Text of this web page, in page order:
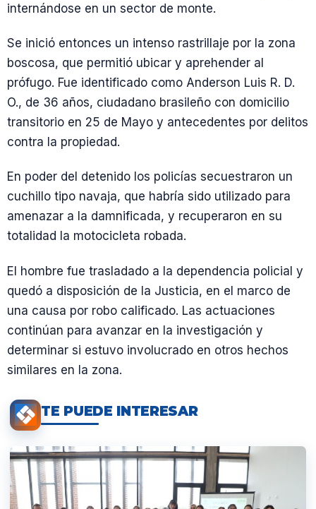
internándose en un sector de monte.
Se inició entonces un intenso rastrillaje por la zona
boscosa, que permitió ubicar y aprehender al
prófugo. Fue identificado como Anderson Luis R. D.
O., de 36 años, ciudadano brasileño con domicilio
transitorio en 25 de Mayo y antecedentes por delitos
contra la propiedad.
En poder del detenido los policías secuestraron un
cuchillo tipo navaja, que habría sido utilizado para
amenazar a la damnificada, y recuperaron en su
totalidad la motocicleta robada.
El hombre fue trasladado a la dependencia policial y
quedó a disposición de la Justicia, en el marco de
una causa por robo calificado. Las actuaciones
continúan para avanzar en la investigación y
determinar si estuvo involucrado en otros hechos
similares en la zona.
TE PUEDE INTERESAR